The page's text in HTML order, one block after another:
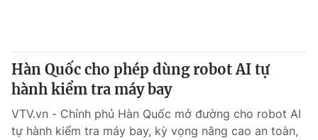
Tư vấn
Chuyên mục khác
Emagazine Podcast
Hàn Quốc cho phép dùng robot AI tự
hành kiểm tra máy bay
VTV.vn - Chính phủ Hàn Quốc mở đường cho robot AI
tự hành kiểm tra máy bay, kỳ vọng nâng cao an toàn,